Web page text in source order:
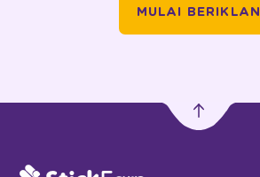
MULAI BERIKLAN